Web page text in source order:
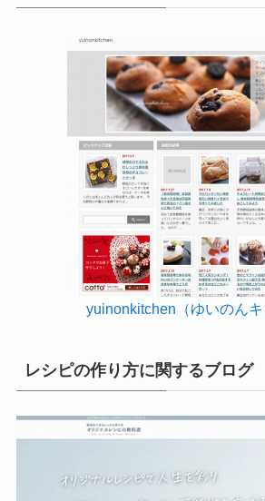
yuinonkitchen（ゆいのんキ
レシピの作り方に関するブログ